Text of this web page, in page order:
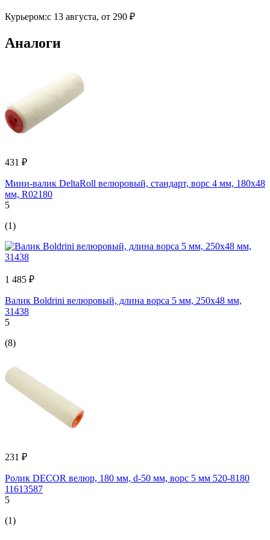
Курьером:c 13 августа, от 290 ₽
Аналоги
431 ₽
Мини-валик DeltaRoll велюровый, стандарт, ворс 4 мм, 180x48
мм, R02180
5
(1)
1 485 ₽
Валик Boldrini велюровый, длина ворса 5 мм, 250х48 мм,
31438
5
(8)
231 ₽
Ролик DЕCOR велюр, 180 мм, d-50 мм, ворс 5 мм 520-8180
11613587
5
(1)